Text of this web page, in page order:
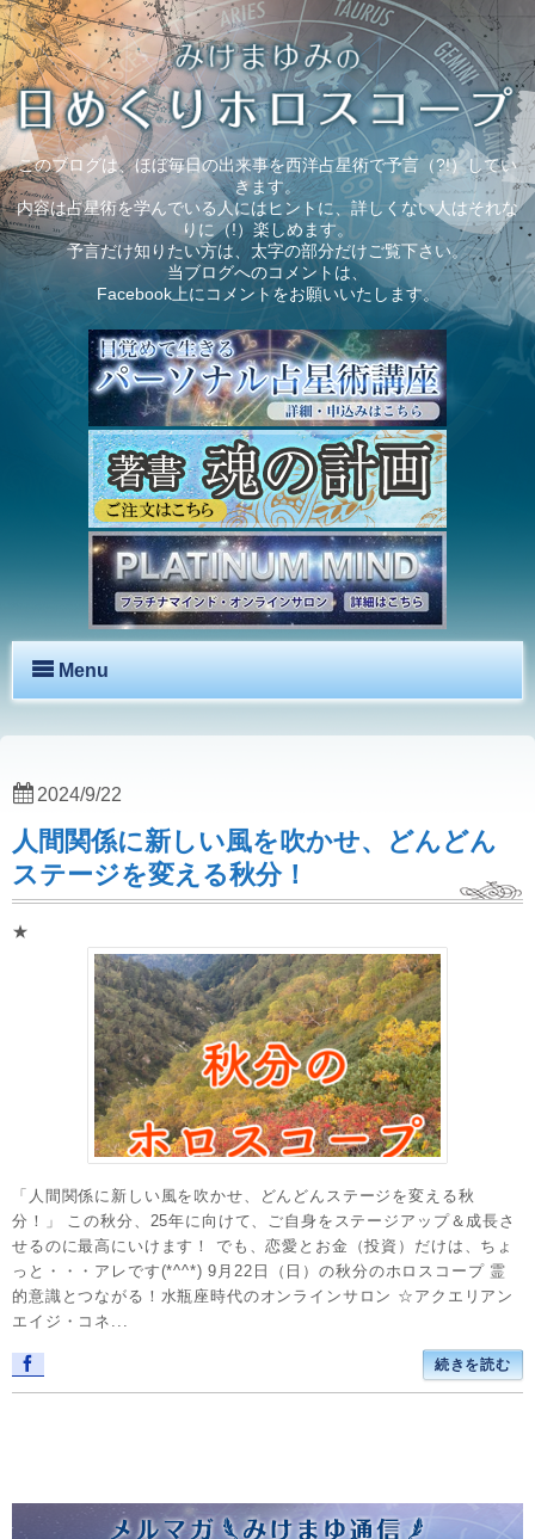
このブログは、ほぼ毎日の出来事を西洋占星術で予言（?!）してい
きます。
内容は占星術を学んでいる人にはヒントに、詳しくない人はそれな
りに（!）楽しめます。
予言だけ知りたい方は、太字の部分だけご覧下さい。
当ブログへのコメントは、
Facebook上にコメントをお願いいたします。
Menu
人間関係に新しい風を吹かせ、どんどん
ステージを変える秋分！
★
「人間関係に新しい風を吹かせ、どんどんステージを変える秋
分！」 この秋分、25年に向けて、ご自身をステージアップ＆成長さ
せるのに最高にいけます！ でも、恋愛とお金（投資）だけは、ちょ
っと・・・アレです(*^^*) 9月22日（日）の秋分のホロスコープ 霊
的意識とつながる！水瓶座時代のオンラインサロン ☆アクエリアン
エイジ・コネ...
続きを読む
2024/9/22